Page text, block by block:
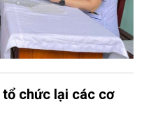
chức lại các cơ